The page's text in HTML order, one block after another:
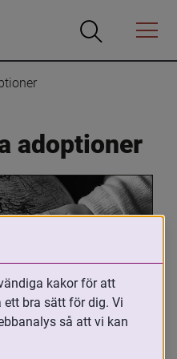
Öppna
Öppna
Menyn
adoptioner
med
kakor för att
bra sätt för dig. Vi
så att vi kan